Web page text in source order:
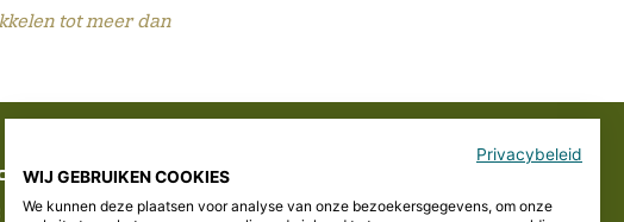
tot meer dan
5221700
AFM vergunning
12000487
Privacybeleid
WIJ GEBRUIKEN COOKIES
We kunnen deze plaatsen voor analyse van onze bezoekersgegevens, om onze